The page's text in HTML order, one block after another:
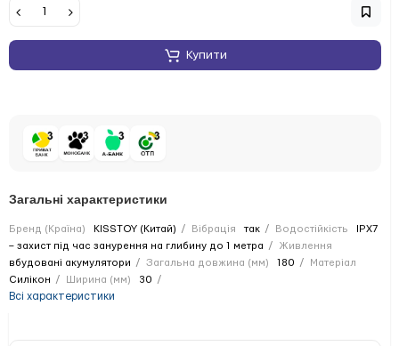
Купити
Загальні характеристики
Бренд (Країна) KISSTOY (Китай) Вібрація так Водостійкість
IPX7
– захист під час занурення на глибину до 1 метра
Живлення
вбудовані акумулятори
Загальна довжина (мм) 180
Матеріал
Силікон
Ширина (мм) 30
Всі характеристики